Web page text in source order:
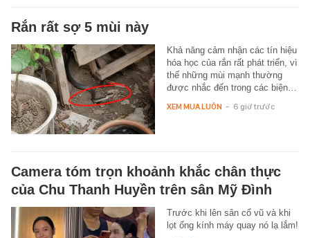
Rắn rất sợ 5 mùi này
Khả năng cảm nhận các tín hiệu
hóa học của rắn rất phát triển, vì
thế những mùi mạnh thường
được nhắc đến trong các biện…
XEM MUA LUÔN - 6 giờ trước
Camera tóm trọn khoảnh khắc chân thực
của Chu Thanh Huyền trên sân Mỹ Đình
Trước khi lên sân cổ vũ và khi
lọt ống kính máy quay nó lạ lắm!